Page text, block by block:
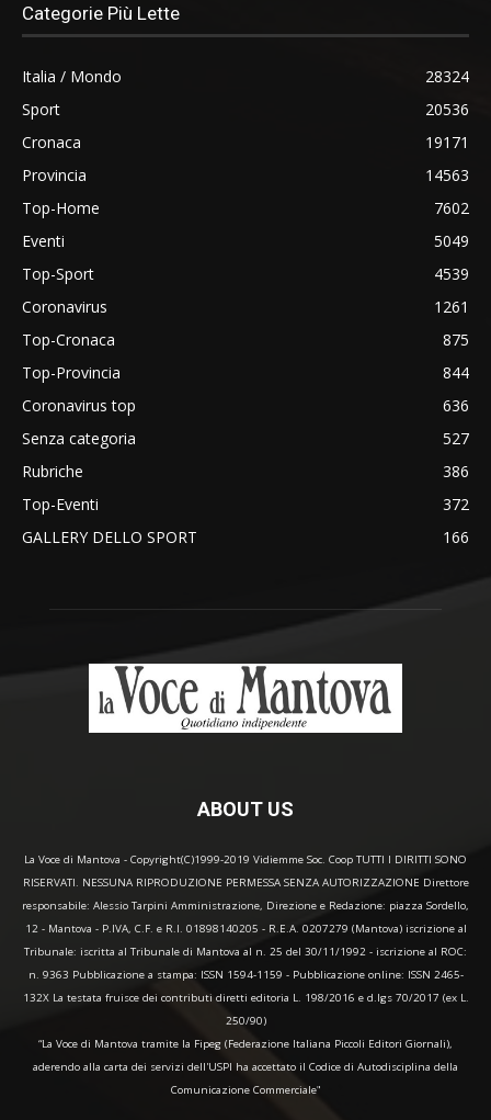
Categorie Più Lette
Italia / Mondo
28324
Sport
20536
Cronaca
19171
Provincia
14563
Top-Home
7602
Eventi
5049
Top-Sport
4539
Coronavirus
1261
Top-Cronaca
875
Top-Provincia
844
Coronavirus top
636
Senza categoria
527
Rubriche
386
Top-Eventi
372
GALLERY DELLO SPORT
166
ABOUT US
La Voce di Mantova - Copyright(C)1999-2019 Vidiemme Soc. Coop TUTTI I DIRITTI SONO
RISERVATI. NESSUNA RIPRODUZIONE PERMESSA SENZA AUTORIZZAZIONE Direttore
responsabile: Alessio Tarpini Amministrazione, Direzione e Redazione: piazza Sordello,
12 - Mantova - P.IVA, C.F. e R.I. 01898140205 - R.E.A. 0207279 (Mantova) iscrizione al
Tribunale: iscritta al Tribunale di Mantova al n. 25 del 30/11/1992 - iscrizione al ROC:
n. 9363 Pubblicazione a stampa: ISSN 1594-1159 - Pubblicazione online: ISSN 2465-
132X La testata fruisce dei contributi diretti editoria L. 198/2016 e d.lgs 70/2017 (ex L.
250/90)
“La Voce di Mantova tramite la Fipeg (Federazione Italiana Piccoli Editori Giornali),
aderendo alla carta dei servizi dell'USPI ha accettato il Codice di Autodisciplina della
Comunicazione Commerciale"